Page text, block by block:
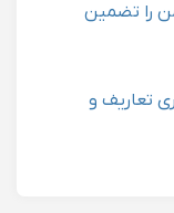
را تضمین
تعاریف و